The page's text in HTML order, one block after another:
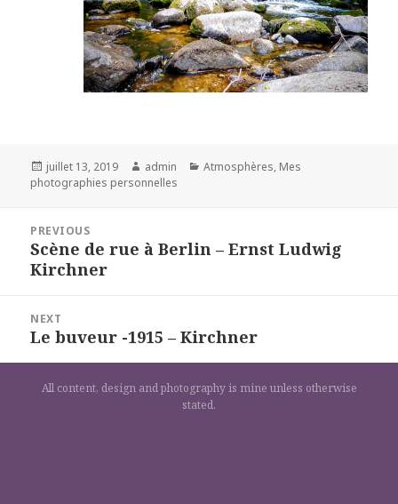
Posted
on
juillet 13, 2019 Author
admin Categories
Atmosphères, Mes
photographies personnelles
l’article
PREVIOUS
Previous
post:
Scène de rue à Berlin – Ernst Ludwig
Kirchner
NEXT
Next
post:
Le buveur -1915 – Kirchner
All content, design and photography is mine unless otherwise
stated.